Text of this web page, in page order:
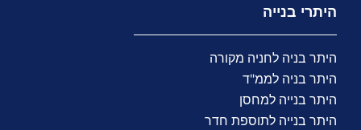
היתרי בנייה
היתר בניה לחניה מקורה
היתר בניה לממ"ד
היתר בנייה למחסן
היתר בנייה לתוספת חדר